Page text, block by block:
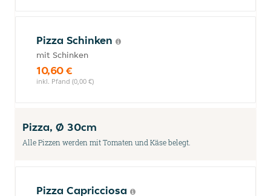
Pizza Schinken
mit Schinken
10,60 €
inkl. Pfand (0,00 €)
Pizza, Ø 30cm
Alle Pizzen werden mit Tomaten und Käse belegt.
Pizza Capricciosa